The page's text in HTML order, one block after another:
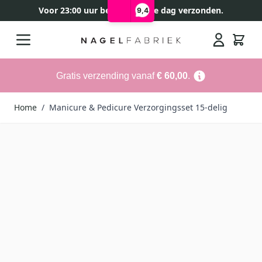
9,4
Voor 23:00 uur besteld, zelfde dag verzonden.
Gratis verzending vanaf€ 60,00.
Home / Manicure & Pedicure Verzorgingsset 15-delig